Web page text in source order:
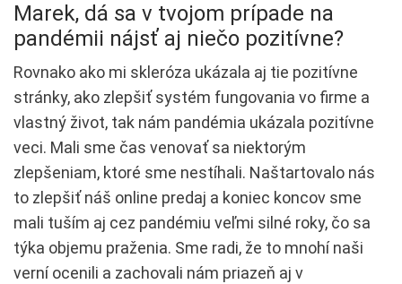
Marek, dá sa v tvojom prípade na
pandémii nájsť aj niečo pozitívne?
Rovnako ako mi skleróza ukázala aj tie pozitívne
stránky, ako zlepšiť systém fungovania vo firme a
vlastný život, tak nám pandémia ukázala pozitívne
veci. Mali sme čas venovať sa niektorým
zlepšeniam, ktoré sme nestíhali. Naštartovalo nás
to zlepšiť náš online predaj a koniec koncov sme
mali tuším aj cez pandémiu veľmi silné roky, čo sa
týka objemu praženia. Sme radi, že to mnohí naši
verní ocenili a zachovali nám priazeň aj v